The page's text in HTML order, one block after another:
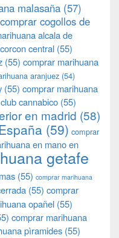
malasaña (57)
comprar cogollos de
alcala de
central (55)
(55) comprar marihuana
aranjuez (54)
(55) comprar marihuana
cannabico (55)
en madrid (58)
(59) comprar
en mano en
getafe
(55) comprar marihuana
(55) comprar
opañel (55)
comprar marihuana
pìramides (55)